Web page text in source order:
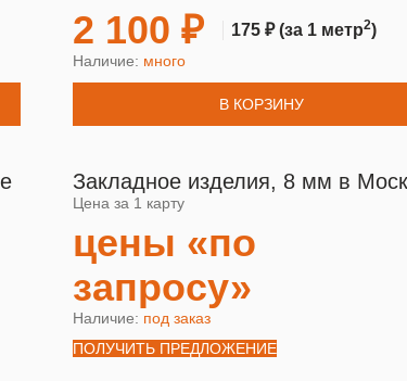
2 100 ₽ 175 ₽(за 1 метр2)
Наличие: много
В КОРЗИНУ
Закладное изделия, 8 мм в
Цена за 1 карту
цены «по
запросу»
Наличие: под заказ
ПОЛУЧИТЬ ПРЕДЛОЖЕНИЕ